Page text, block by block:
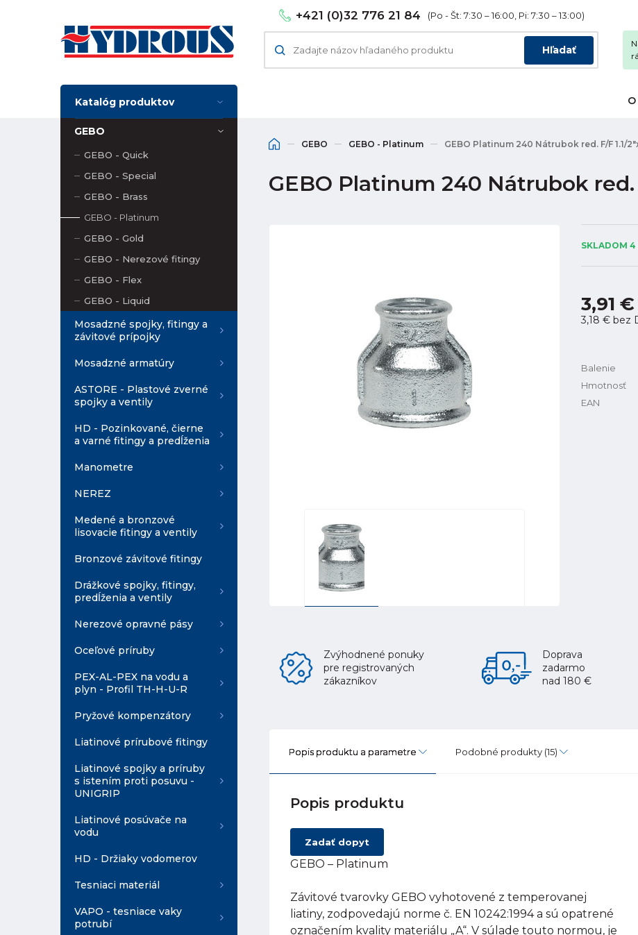
+421 (0)32 776 21 84 (Po - Št: 7:30 – 16:00, Pi: 7:30 – 13:00)
Hľadať
Katalóg produktov
GEBO
GEBO - Quick
GEBO - Special
GEBO - Brass
GEBO - Platinum
GEBO - Gold
GEBO - Nerezové fitingy
GEBO - Flex
GEBO - Liquid
Mosadzné spojky, fitingy a
závitové prípojky
Mosadzné armatúry
ASTORE - Plastové zverné
spojky a ventily
HD - Pozinkované, čierne
a varné fitingy a predĺženia
Manometre
NEREZ
Medené a bronzové
lisovacie fitingy a ventily
Bronzové závitové fitingy
Drážkové spojky, fitingy,
predĺženia a ventily
Nerezové opravné pásy
Oceľové príruby
PEX-AL-PEX na vodu a
plyn - Profil TH-H-U-R
Pryžové kompenzátory
Liatinové prírubové fitingy
Liatinové spojky a príruby
s istením proti posuvu -
UNIGRIP
Liatinové posúvače na
vodu
HD - Držiaky vodomerov
Tesniaci materiál
VAPO - tesniace vaky
potrubí
GEBO GEBO - Platinum GEBO Platinum 240 Nátrubok red. F/F 1.1/
GEBO Platinum 240 Nátrubok red.
SKLADOM 4
3,91 €
3,18 € bez
Balenie
Hmotnosť
EAN
Zvýhodnené ponuky
pre registrovaných
zákazníkov
Doprava
zadarmo
nad 180 €
Popis produktu a parametre Podobné produkty (15)
Popis produktu
Zadať dopyt
GEBO – Platinum
Závitové tvarovky GEBO vyhotovené z temperovanej
liatiny, zodpovedajú norme č. EN 10242:1994 a sú opatrené
označením kvality materiálu „A“. V súlade touto normou, je